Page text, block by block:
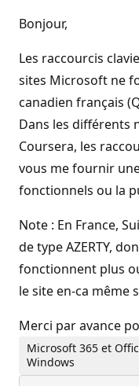
Bonjour,
Les raccourcis
sites Microsoft ne
canadien français
Dans les différents
Coursera, les
vous me fournir
fonctionnels ou la
Note : En France,
de type AZERTY,
fonctionnent plus
le site en-ca même
Merci par avance
Microsoft 365 et
Windows